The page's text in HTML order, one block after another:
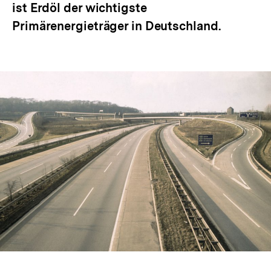
ist Erdöl der wichtigste
Primärenergieträger in Deutschland.